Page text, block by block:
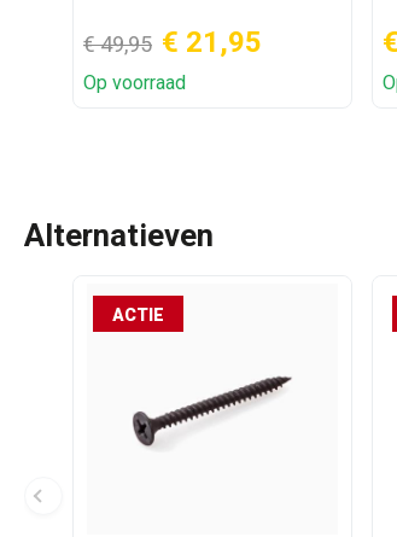
€ 49,95 € 21,95
Op voorraad
Alternatieven
ACTIE